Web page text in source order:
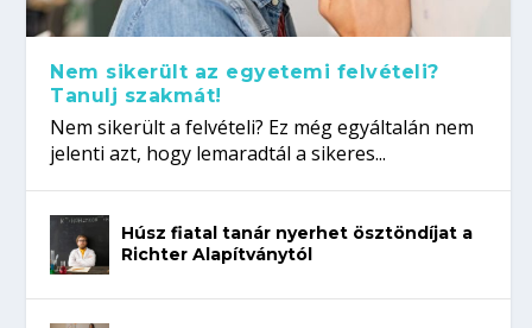
Nem sikerült az egyetemi felvételi?
Tanulj szakmát!
Nem sikerült a felvételi? Ez még egyáltalán nem
jelenti azt, hogy lemaradtál a sikeres...
Húsz fiatal tanár nyerhet ösztöndíjat a
Richter Alapítványtól